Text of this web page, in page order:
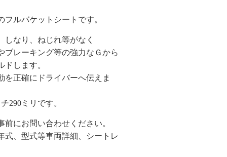
ルバケットシートです。
なり、ねじれ等がなく
ブレーキング等の強力なＧから
します。
を正確にドライバーへ伝えま
290ミリです。
にお問い合わせください。
式、型式等車両詳細、シートレ